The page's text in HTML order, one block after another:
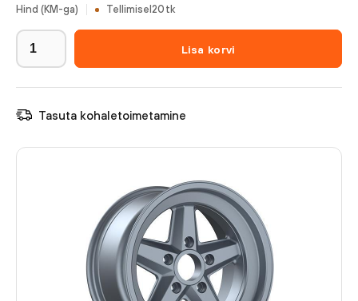
Hind (KM-ga) Tellimisel 20 tk
Lisa korvi
Tasuta kohaletoimetamine